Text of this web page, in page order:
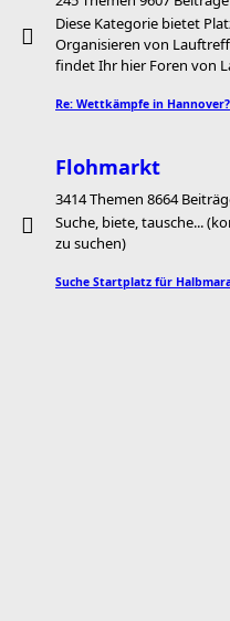
Diese Kategorie bietet
Organisieren von
findet Ihr hier Foren von
Re: Wettkämpfe in Hannover?
Flohmarkt
3414 Themen 8664
Suche, biete, tausche...
zu suchen)
Suche Startplatz für